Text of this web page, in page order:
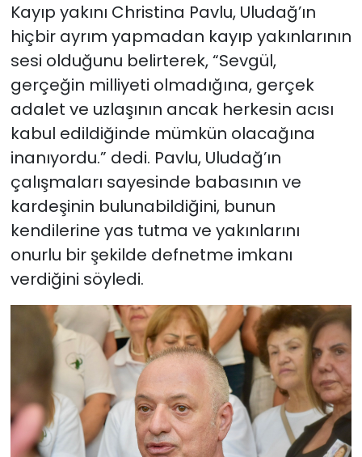
Kayıp yakını Christina Pavlu, Uludağ’ın
hiçbir ayrım yapmadan kayıp yakınlarının
sesi olduğunu belirterek, “Sevgül,
gerçeğin milliyeti olmadığına, gerçek
adalet ve uzlaşının ancak herkesin acısı
kabul edildiğinde mümkün olacağına
inanıyordu.” dedi. Pavlu, Uludağ’ın
çalışmaları sayesinde babasının ve
kardeşinin bulunabildiğini, bunun
kendilerine yas tutma ve yakınlarını
onurlu bir şekilde defnetme imkanı
verdiğini söyledi.